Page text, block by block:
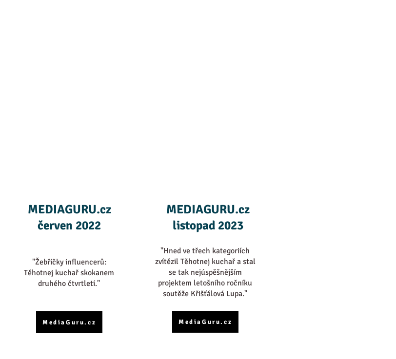
MEDIAGURU.cz
červen 2022
"Žebříčky influencerů:
Těhotnej kuchař skokanem
druhého čtvrtletí."
MediaGuru.cz
MEDIAGURU.cz
listopad 2023
"Hned ve třech kategoriích
zvítězil Těhotnej kuchař a stal
se tak nejúspěšnějším
projektem letošního ročníku
soutěže Křišťálová Lupa."
MediaGuru.cz